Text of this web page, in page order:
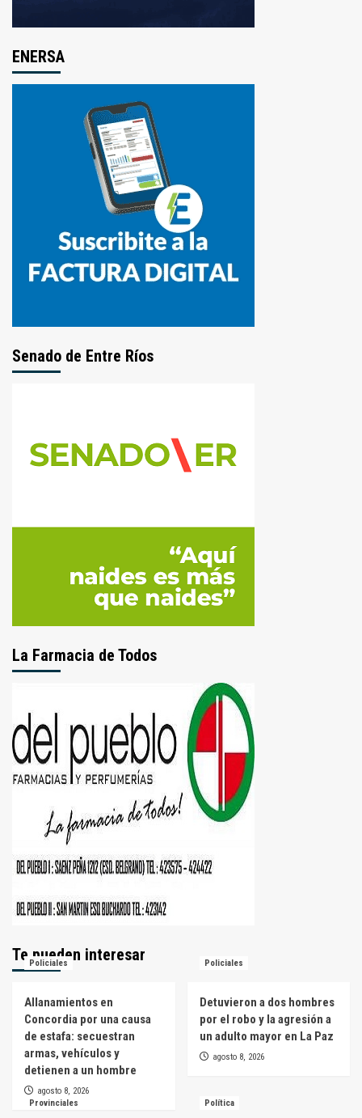
ENERSA
Senado de Entre Ríos
La Farmacia de Todos
Te pueden interesar
Policiales
Allanamientos en
Concordia por una causa
de estafa: secuestran
armas, vehículos y
detienen a un hombre
agosto 8, 2026
Policiales
Detuvieron a dos hombres
por el robo y la agresión a
un adulto mayor en La Paz
agosto 8, 2026
Provinciales Política